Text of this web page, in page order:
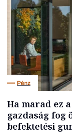
Vagy
Üzlet
Pénz
Ha marad ez
gazdaság fog
befektetési